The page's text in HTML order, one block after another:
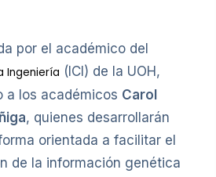
por el académico del
Ingeniería (ICI) de la UOH,
a los académicos Carol
, quienes desarrollarán
orientada a facilitar el
de la información genética